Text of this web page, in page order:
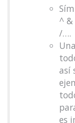
^ &
/….
así
es